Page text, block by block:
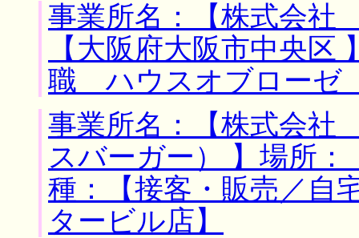
事業所名：【株式会
【大阪府大阪市中央区
職 ハウスオブローゼ
事業所名：【株式会
スバーガー） 】場所
種：【接客・販売／自
タービル店】